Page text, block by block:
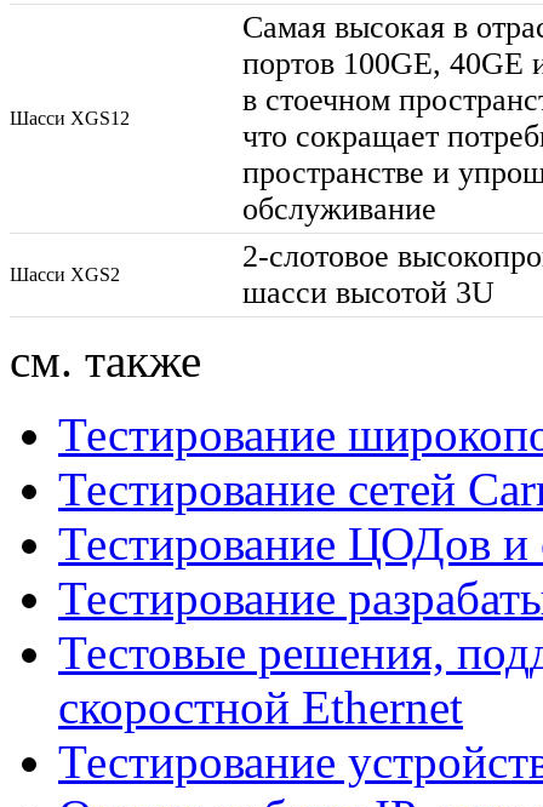
Шасси XGS12
Самая высокая в
портов 100GE, 40GE
в стоечном
что сокращает
пространстве и
обслуживание
Шасси XGS2
2-слотовое
шасси высотой 3U
см. также
Тестирование
Тестирование сетей
Тестирование ЦОДов
Тестирование
Тестовые решения,
скоростной Ethernet
Тестирование